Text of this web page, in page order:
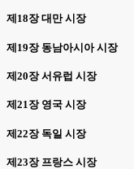
제18장 대만 시장
제19장 동남아시아 시장
제20장 서유럽 시장
제21장 영국 시장
제22장 독일 시장
제23장 프랑스 시장